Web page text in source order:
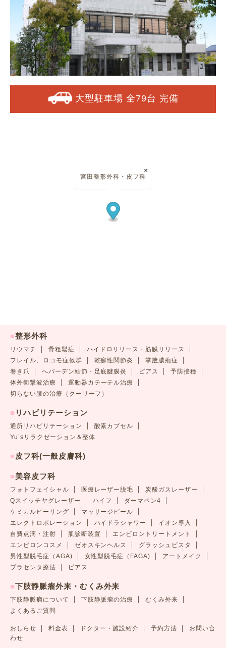
大型駐車場 全79台 完備
×
宮田整形外科・皮フ科
■整形外科
リウマチ 骨粗鬆症
ハイドロリリース・筋膜リリース
フレイル、ロコモ症候群
乾癬性関節炎
掌蹠膿疱症
巻き爪
へバーデン結節・足底腱膜炎 ピアス
予防接種
体外衝撃波治療
運動器カテーテル治療
切らない膝の治療（クーリーフ）
■ リハビリテーション
通所リハビリテーション
酸素カプセル
Yu’sリラクゼーション＆整体
■ 皮フ科(一般皮膚科)
■美容皮フ科
フォトフェイシャル 医療レーザー脱毛
炭酸ガスレーザー
Qスイッチヤグレーザー
ハイフ
ダーマペン4
ケミカルピーリング
マッサージピール
エレクトロポレーション
ハイドラシャワー
イオン導入
自費点滴・注射
肌診断装置
エンビロントリートメント
エンビロンコスメ
ゼオスキンヘルス
グラッシュビスタ
男性型脱毛症（AGA)
女性型脱毛症（FAGA)
アートメイク
プラセンタ療法
ピアス
■下肢静脈瘤外来・むくみ外来
下肢静脈瘤について 下肢静脈瘤の治療
むくみ外来
よくあるご質問
おしらせ 料金表 ドクター・施設紹介 予約方法
お問い合
わせ